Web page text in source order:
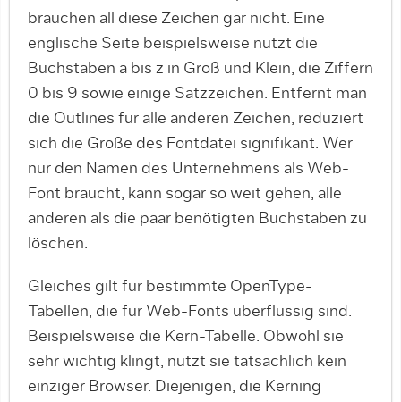
brauchen all diese Zeichen gar nicht. Eine
englische Seite beispielsweise nutzt die
Buchstaben a bis z in Groß und Klein, die Ziffern
0 bis 9 sowie einige Satzzeichen. Entfernt man
die Outlines für alle anderen Zeichen, reduziert
sich die Größe des Fontdatei signifikant. Wer
nur den Namen des Unternehmens als Web-
Font braucht, kann sogar so weit gehen, alle
anderen als die paar benötigten Buchstaben zu
löschen.
Gleiches gilt für bestimmte OpenType-
Tabellen, die für Web-Fonts überflüssig sind.
Beispielsweise die Kern-Tabelle. Obwohl sie
sehr wichtig klingt, nutzt sie tatsächlich kein
einziger Browser. Diejenigen, die Kerning